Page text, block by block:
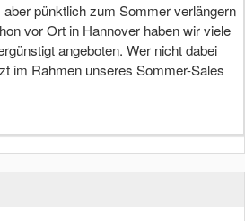
pünktlich zum Sommer verlängern
vor Ort in Hannover haben wir viele
angeboten. Wer nicht dabei
im Rahmen unseres Sommer-Sales